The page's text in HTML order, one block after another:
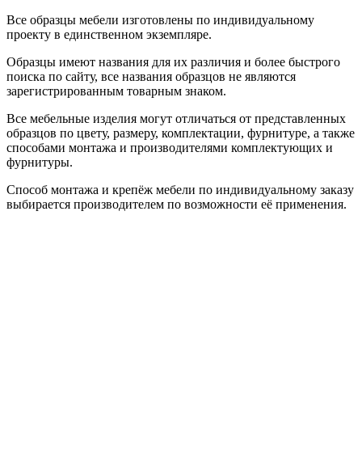
Все образцы мебели изготовлены по индивидуальному
проекту в единственном экземпляре.
Образцы имеют названия для их различия и более быстрого
поиска по сайту, все названия образцов не являются
зарегистрированным товарным знаком.
Все мебельные изделия могут отличаться от представленных
образцов по цвету, размеру, комплектации, фурнитуре, а также
способами монтажа и производителями комплектующих и
фурнитуры.
Способ монтажа и крепёж мебели по индивидуальному заказу
выбирается производителем по возможности её применения.